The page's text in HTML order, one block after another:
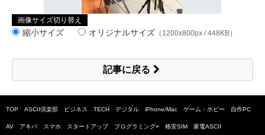
画像サイズ切り替え
縮小サイズ オリジナルサイズ （1200x800px / 448KB）
記事に戻る
TOP ASCII倶楽部 ビジネス TECH デジタル iPhone/Mac ゲーム・ホビー 自作PC
AV アキバ スマホ スタートアップ プログラミング+ 格安SIM 家電ASCII